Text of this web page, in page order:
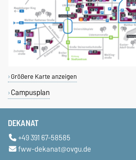
Größere Karte anzeigen
Campusplan
DEKANAT
+49 391 67-58585
fww-dekanat@ovgu.de